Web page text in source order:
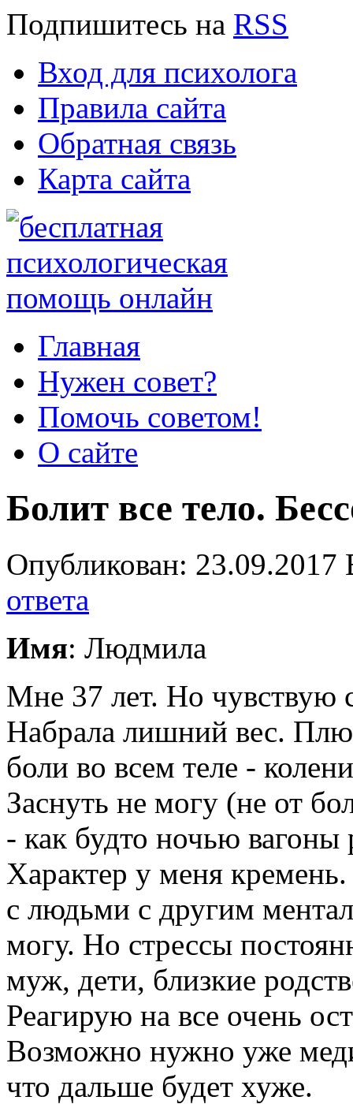
Подпишитесь на RSS
Вход для психолога
Правила сайта
Обратная связь
Карта сайта
Главная
Нужен совет?
Помочь советом!
О сайте
Болит все тело.
Опубликован:
ответа
Имя: Людмила
Мне 37 лет. Но чувствую
Набрала лишний вес.
боли во всем теле -
Заснуть не могу (не от
- как будто ночью вагоны
Характер у меня
с людьми с другим
могу. Но стрессы
муж, дети, близкие
Реагирую на все очень
Возможно нужно уже
что дальше будет хуже.